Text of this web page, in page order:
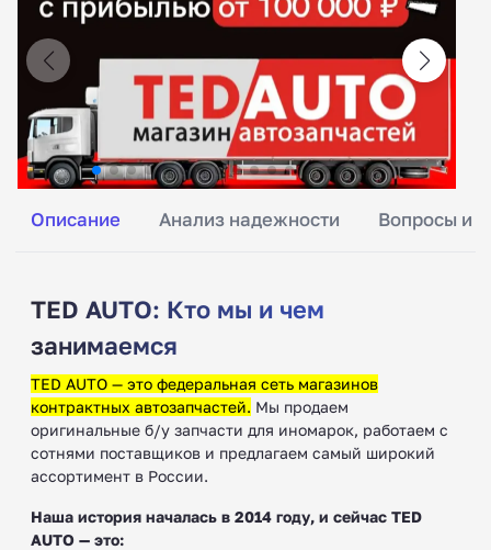
Описание Анализ надежности Вопросы и
TED AUTO: Кто мы и чем
занимаемся
TED AUTO — это федеральная сеть магазинов
контрактных автозапчастей. Мы продаем
оригинальные б/у запчасти для иномарок, работаем с
сотнями поставщиков и предлагаем самый широкий
ассортимент в России.
Наша история началась в 2014 году, и сейчас TED
AUTO — это: